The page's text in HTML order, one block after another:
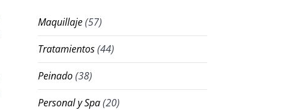
Maquillaje(57)
Tratamientos(44)
Peinado(38)
Personal y Spa(20)